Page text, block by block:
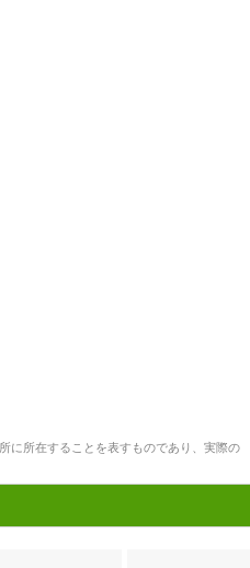
に所在することを表すものであり、実際の